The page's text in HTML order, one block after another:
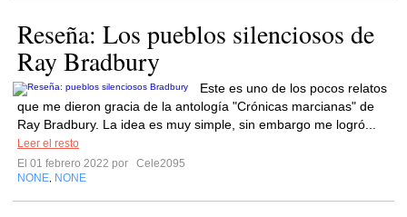
Reseña: Los pueblos silenciosos de
Ray Bradbury
Este es uno de los pocos relatos
que me dieron gracia de la antología "Crónicas marcianas" de
Ray Bradbury. La idea es muy simple, sin embargo me logró...
Leer el resto
El 01 febrero 2022 por
Cele2095
NONE NONE